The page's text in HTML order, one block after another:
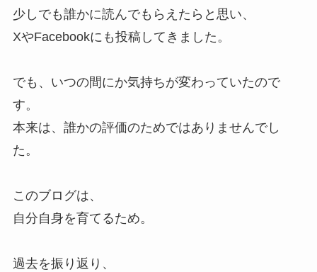
少しでも誰かに読んでもらえたらと思い、
XやFacebookにも投稿してきました。
でも、いつの間にか気持ちが変わっていたので
す。
本来は、誰かの評価のためではありませんでし
た。
このブログは、
自分自身を育てるため。
過去を振り返り、